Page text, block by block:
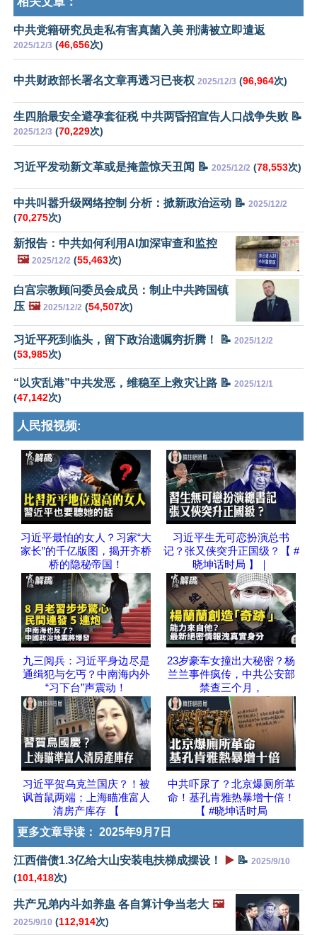
中共党籍研究员走私有害真菌入美 刑满被立即遣返
2025/12/3 (46,656次)
中共财政部长署名文章再透习已丧权 2025/12/3 (96,964次)
生四胎最安全避孕套征税 中共两昏招宣告人口战争失败 📝
2025/12/3 (70,229次)
习近平发动新文革或是掩盖惊天丑闻 📝 2025/12/2 (78,553次)
中共叫嚣升级网络控制 分析：掀新政治运动 📝 2025/12/2
(70,275次)
新报告：中共如何利用AI加深审查和监控
🖼️ 2025/12/2 (55,463次)
白宫宗教顾问委员会成员：制止中共跨国镇
压 🖼️ 2025/12/2 (54,507次)
习近平死到临头，留下政治遗嘱穷折腾！ 📝 2025/12/2
(53,985次)
“以灾乱港”中共发恶，维稳至上救灾让路 📝 2025/12/1
(47,142次)
人民报视频:
习近平最怕的女人？习家“大
家长”的千亿版图，揭开齐桥
桥的隐秘帝国！
习近平生无可恋扮演总书
记？张又侠突升正国级？【 #
晓坤话时局 】｜
九三阅兵：习近平身边尽是
通缉犯与乞丐？中南海内外
“习下台”声震动！
23岁豪车女撞出大秘密？杨
兰兰事件疯传，中共公安部
禁查三个月，
习近平贺乌克兰国庆？！被
讽首鼠两端；上海瞄准富人
清房产库存 【
中共吓尿了？北京爆厕所革
命！基孔肯雅热暴增十倍！
【 #晓坤话时局
更多文章导读： 2025年9月7日
江西借债1.3亿给大山安装电扶梯成摆设！ ▶️ 📝 2025/9/10
(101,418次)
共产兄弟内斗如养蛊 各自算计争当老大 🖼️
2025/9/10 (112,914次)